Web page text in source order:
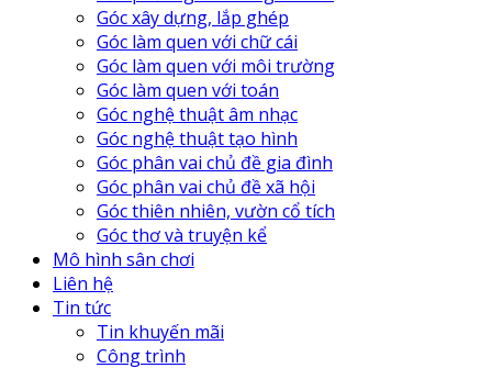
Góc xây dựng, lắp ghép
Góc làm quen với chữ cái
Góc làm quen với môi trường
Góc làm quen với toán
Góc nghệ thuật âm nhạc
Góc nghệ thuật tạo hình
Góc phân vai chủ đề gia đình
Góc phân vai chủ đề xã hội
Góc thiên nhiên, vườn cổ tích
Góc thơ và truyện kể
Mô hình sân chơi
Liên hệ
Tin tức
Tin khuyến mãi
Công trình